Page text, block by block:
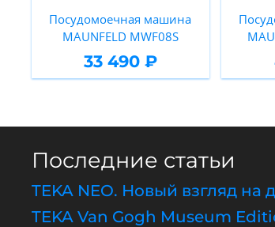
Посудомоечная машина
MAUNFELD MWF08S
33 490 ₽
Последние статьи
TEKA NEO. Новый взгляд на
TEKA Van Gogh Museum